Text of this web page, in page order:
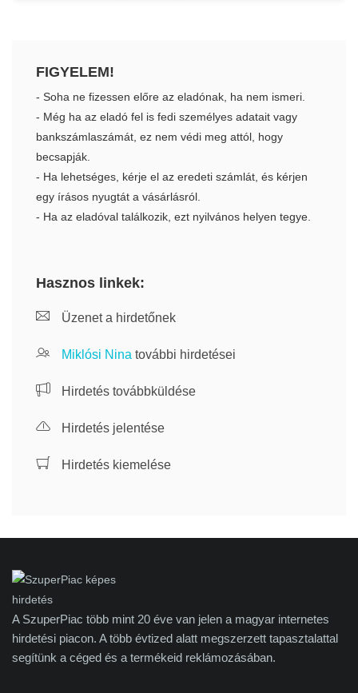
FIGYELEM!
- Soha ne fizessen előre az eladónak, ha nem ismeri.
- Még ha az eladó fel is fedi személyes adatait vagy
bankszámlaszámát, ez nem védi meg attól, hogy
becsapják.
- Ha lehetséges, kérje el az eredeti számlát, és kérjen
egy írásos nyugtát a vásárlásról.
- Ha az eladóval találkozik, ezt nyilvános helyen tegye.
Hasznos linkek:
Üzenet a hirdetőnek
Miklósi Nina további hirdetései
Hirdetés továbbküldése
Hirdetés jelentése
Hirdetés kiemelése
A SzuperPiac több mint 20 éve van jelen a magyar internetes
hirdetési piacon. A több évtized alatt megszerzett tapasztalattal
segítünk a céged és a termékeid reklámozásában.